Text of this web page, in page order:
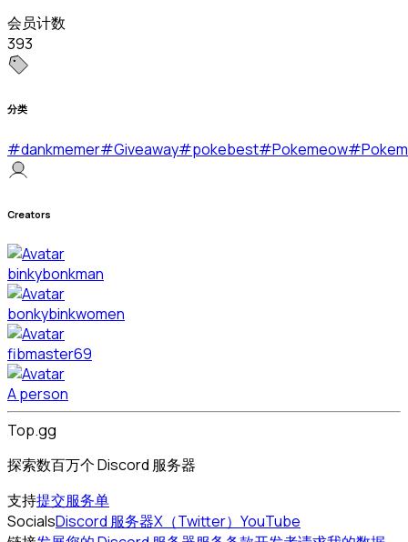
会员计数
393
分类
#dankmemer#Giveaway#pokebest#Pokemeow#
Creators
binkybonkman
bonkybinkwomen
fibmaster69
A person
Top.gg
探索数百万个 Discord 服务器
支持提交服务单
SocialsDiscord 服务器X（Twitter） YouTube